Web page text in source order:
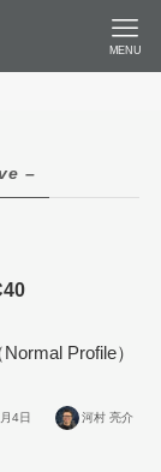
MENU
–
Profile）
4日 河村 亮介